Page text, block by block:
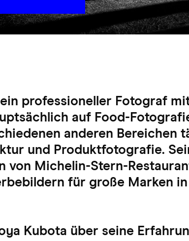
professioneller Fotograf
auf Food-
anderen Bereichen
und Produktfotografie.
von Michelin-Stern-
für große Marken
Kubota über seine